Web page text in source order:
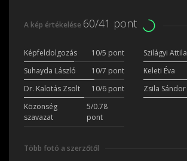
A kép értékelése 60/41 pont
Képfeldolgozás 10/5 pont Szilágyi Attila
Suhayda László
10/7 pont Keleti Éva
Dr. Kalotás Zsolt
10/6 pont Zsila Sándor
Közönség
szavazat
5/0.78
pont
Több fotó a szerzőtől